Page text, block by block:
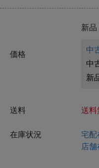
価格
新品
中
中
新
送料 送料
在庫状況
宅配
店